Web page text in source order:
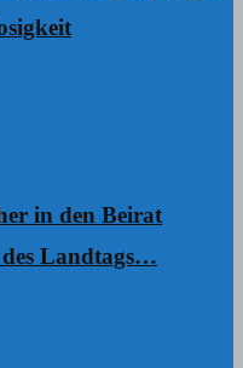
in den Beirat
des Landtags…